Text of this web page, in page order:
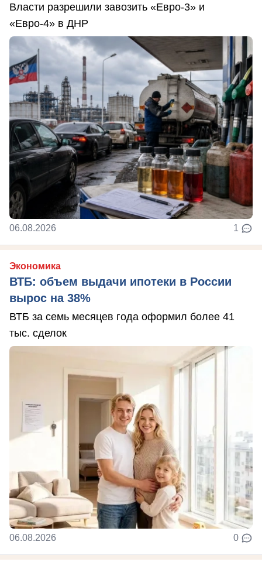
Власти разрешили завозить «Евро-3» и
«Евро-4» в ДНР
06.08.2026 1
Экономика
ВТБ: объем выдачи ипотеки в России
вырос на 38%
ВТБ за семь месяцев года оформил более 41
тыс. сделок
06.08.2026 0